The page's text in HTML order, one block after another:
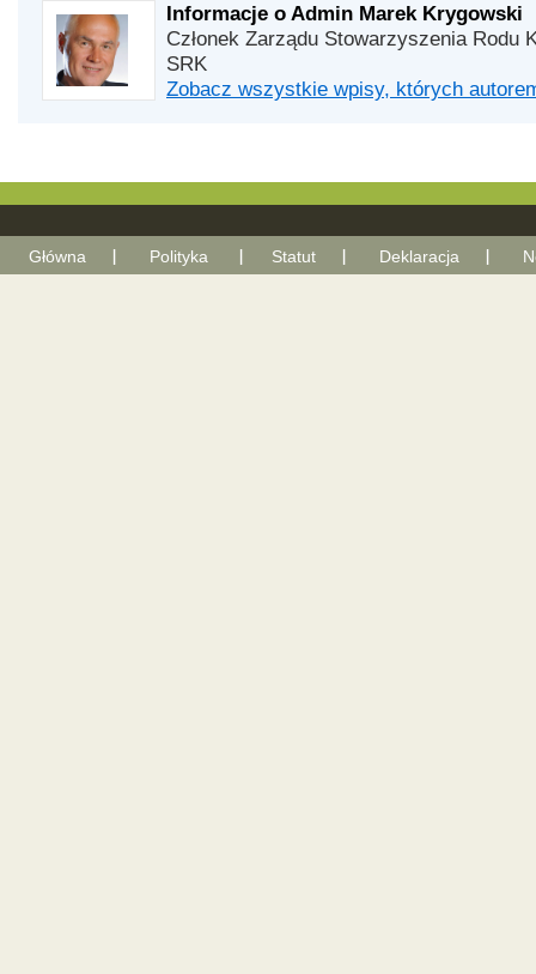
Informacje o Admin Marek Krygowski
Członek Zarządu Stowarzyszenia Rodu
SRK
Zobacz wszystkie wpisy, których
Główna Polityka Statut Deklaracja With